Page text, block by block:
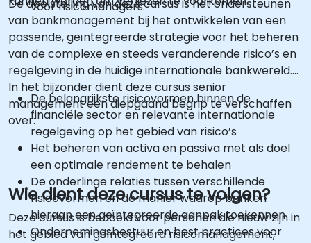
voor risicomanagers.
De doelstelling van deze cursus is het ondersteunen
van bankmanagement bij het ontwikkelen van een
passende, geïntegreerde strategie voor het beheren
van de complexe en steeds veranderende risico’s en
regelgeving in de huidige internationale bankwereld.
In het bijzonder dient deze cursus senior
management een diepgaand begrip te verschaffen
over:
De belangrijkste risicovormen binnen de
financiële sector en relevante internationale
regelgeving op het gebied van risico’s
Het beheren van activa en passiva met als doel
een optimale rendement te behalen
De onderlinge relaties tussen verschillende
risicovormen en de manier waarop banken
hieraan een geïntegreerde aanpak toekennen
Ondernemingsbestuur en best practices voor
Wie dient deze cursus te volgen?
Deze cursus is bedoeld voor personen die nieuw zijn in
het gebied van geïntegreerd risicomanagement,